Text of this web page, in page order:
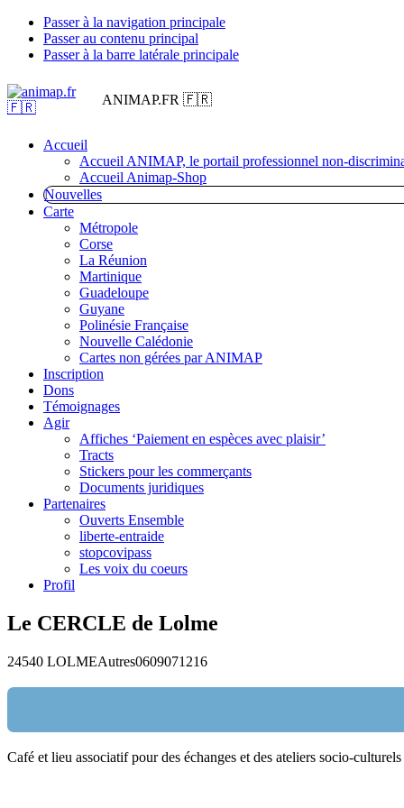
Passer à la navigation principale
Passer au contenu principal
Passer à la barre latérale principale
ANIMAP.FR 🇫🇷
Accueil
Accueil ANIMAP, le portail professionnel non-
Accueil Animap-Shop
Nouvelles
Carte
Métropole
Corse
La Réunion
Martinique
Guadeloupe
Guyane
Polinésie Française
Nouvelle Calédonie
Cartes non gérées par ANIMAP
Inscription
Dons
Témoignages
Agir
Affiches ‘Paiement en espèces avec plaisir’
Tracts
Stickers pour les commerçants
Documents juridiques
Partenaires
Ouverts Ensemble
liberte-entraide
stopcovipass
Les voix du coeurs
Profil
Le CERCLE de Lolme
24540 LOLMEAutres0609071216
Nom:
Café et lieu associatif pour des échanges et des ateliers socio-culturels